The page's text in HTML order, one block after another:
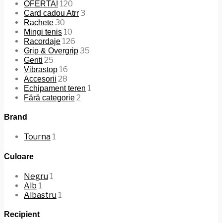
OFERTA! 120
Card cadou Atrr3
Rachete30
Mingi tenis 10
Racordaje 126
Grip & Overgrip35
Genti 25
Vibrastop 16
Accesorii 28
Echipament teren 1
Fără categorie2
Brand
Tourna 1
Culoare
Negru 1
Alb 1
Albastru 1
Recipient